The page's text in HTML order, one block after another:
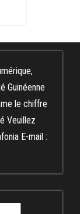
Guinéenne
le chiffre
Veuillez
E-mail :